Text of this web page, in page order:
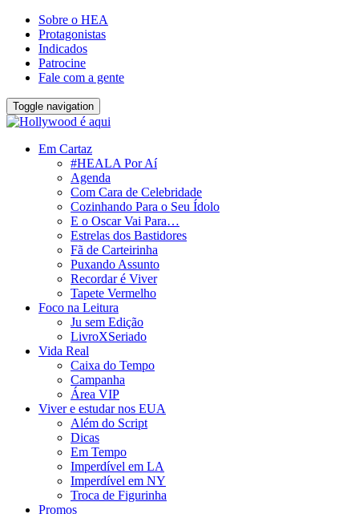
Sobre o HEA
Protagonistas
Indicados
Patrocine
Fale com a gente
Toggle navigation
Em Cartaz
#HEALA Por Aí
Agenda
Com Cara de Celebridade
Cozinhando Para o Seu Ídolo
E o Oscar Vai Para…
Estrelas dos Bastidores
Fã de Carteirinha
Puxando Assunto
Recordar é Viver
Tapete Vermelho
Foco na Leitura
Ju sem Edição
LivroXSeriado
Vida Real
Caixa do Tempo
Campanha
Área VIP
Viver e estudar nos EUA
Além do Script
Dicas
Em Tempo
Imperdível em LA
Imperdível em NY
Troca de Figurinha
Promos